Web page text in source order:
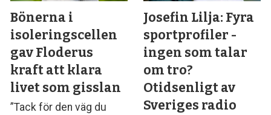
Bönerna i
isoleringscellen
gav Floderus
kraft att klara
livet som gisslan
”Tack för den väg du
Josefin Lilja: Fyra
sportprofiler -
ingen som talar
om tro?
Otidsenligt av
Sveriges radio